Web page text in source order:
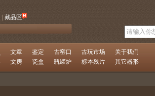
藏品区
文章 鉴定 古窑口 古玩市场 关于我们
文房 瓷盒 瓶罐炉 标本残片 其它器形